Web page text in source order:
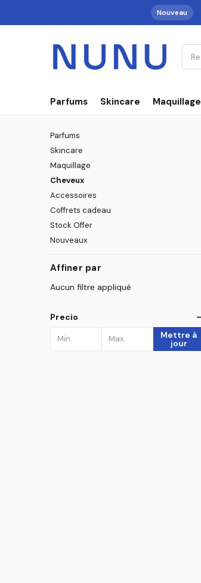
Nouveau
Parfums Skincare Maquillage
Parfums
Skincare
Maquillage
Cheveux
Accessoires
Coffrets cadeau
Stock Offer
Nouveaux
Affiner par
Aucun filtre appliqué
Precio
Mettre à
jour